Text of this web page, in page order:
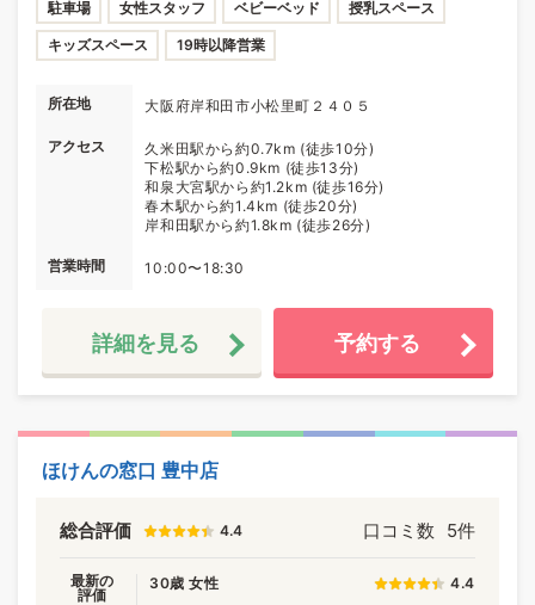
駐車場 女性スタッフ ベビーベッド 授乳スペース
キッズスペース 19時以降営業
所在地 大阪府岸和田市小松里町２４０５
アクセス
久米田駅から約0.7km (徒歩10分)
下松駅から約0.9km (徒歩13分)
和泉大宮駅から約1.2km (徒歩16分)
春木駅から約1.4km (徒歩20分)
岸和田駅から約1.8km (徒歩26分)
営業時間 10:00〜18:30
詳細を見る 予約する
ほけんの窓口 豊中店
総合評価 4.4 口コミ数 5件
最新の
評価
30歳 女性 4.4